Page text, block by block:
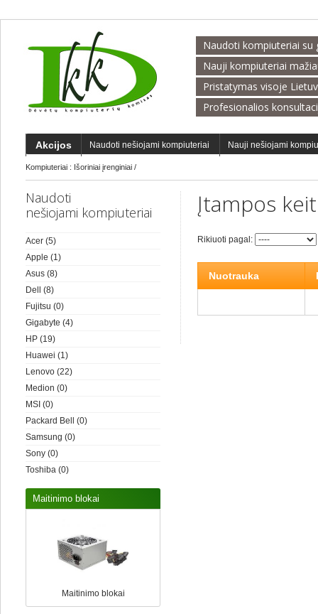
Naudoti kompiuteriai su
Nauji kompiuteriai
Pristatymas visoje
Profesionalios
Akcijos Naudoti nešiojami kompiuteriai Nauji nešiojami
Kompiuteriai : Išoriniai įrenginiai /
Naudoti
nešiojami kompiuteriai
Acer (5)
Apple (1)
Asus (8)
Dell
(8)
Fujitsu (0)
Gigabyte (4)
HP (19)
Huawei (1)
Lenovo (22)
Medion (0)
MSI (0)
Packard Bell
(0)
Samsung (0)
Sony (0)
Toshiba (0)
Maitinimo blokai
Maitinimo blokai
Įtampos
Rikiuoti pagal:
Nuotrauka